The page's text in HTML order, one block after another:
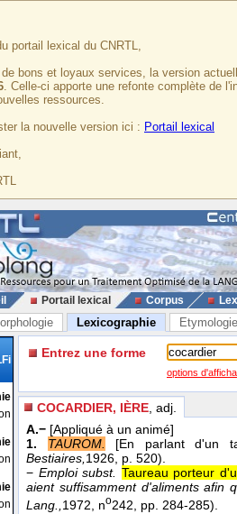
portail lexical du CNRTL,
bons et loyaux services, la version
. Celle-ci apporte une refonte complète de
ressources.
la nouvelle version ici : Portail lexical
Portail lexical Corpus
Lexicographie Etymologie
Entrez une forme
options
COCARDIER, IÈRE , adj.
A.− [Appliqué à un animé]
1.
TAUROM. [En parlant d'un
Bestiaires,1926, p. 520).
− Emploi subst. Taureau porteur
aient suffisamment d'aliments afin
Lang., 1972 , no242, pp. 284-285).